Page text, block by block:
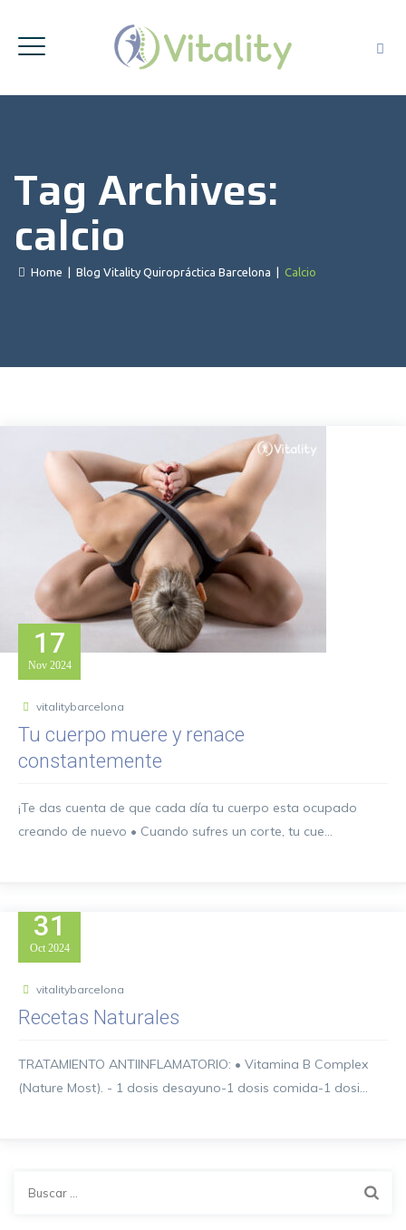
Tag Archives:
calcio
Home Blog Vitality Quiropráctica Barcelona Calcio
17
Nov 2024
vitalitybarcelona
Tu cuerpo muere y renace
constantemente
¡Te das cuenta de que cada día tu cuerpo esta ocupado
creando de nuevo • Cuando sufres un corte, tu cue...
31
Oct 2024
vitalitybarcelona
Recetas Naturales
TRATAMIENTO ANTIINFLAMATORIO: • Vitamina B Complex
(Nature Most). - 1 dosis desayuno-1 dosis comida-1 dosi...